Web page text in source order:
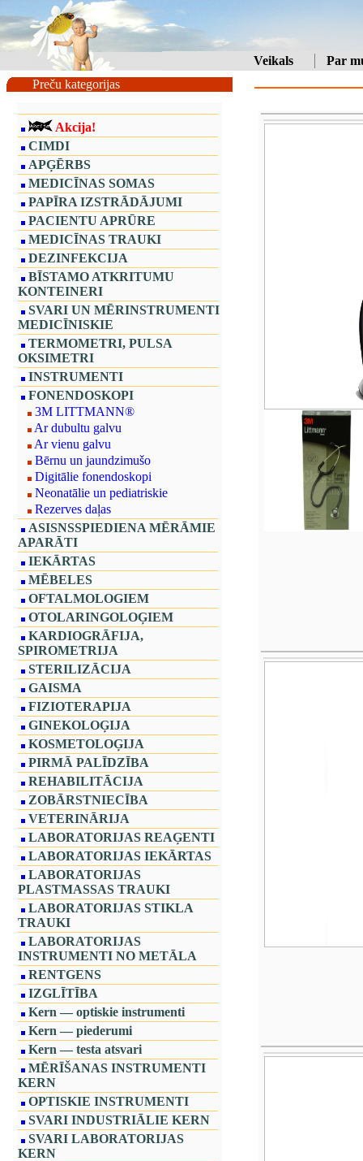
Veikals
Par
Preču kategorijas
Akcija!
CIMDI
APĢĒRBS
MEDICĪNAS SOMAS
PAPĪRA IZSTRĀDĀJUMI
PACIENTU APRŪRE
MEDICĪNAS TRAUKI
DEZINFEKCIJA
BĪSTAMO ATKRITUMU
KONTEINERI
SVARI UN MĒRINSTRUMENTI
MEDICĪNISKIE
TERMOMETRI, PULSA
OKSIMETRI
INSTRUMENTI
FONENDOSKOPI
3M LITTMANN®
Ar dubultu galvu
Ar vienu galvu
Bērnu un jaundzimušo
Digitālie fonendoskopi
Neonatālie un pediatriskie
Rezerves daļas
ASISNSSPIEDIENA MĒRĀMIE
APARĀTI
IEKĀRTAS
MĒBELES
OFTALMOLOGIEM
OTOLARINGOLOĢIEM
KARDIOGRĀFIJA,
SPIROMETRIJA
STERILIZĀCIJA
GAISMA
FIZIOTERAPIJA
GINEKOLOĢIJA
KOSMETOLOĢIJA
PIRMĀ PALĪDZĪBA
REHABILITĀCIJA
ZOBĀRSTNIECĪBA
VETERINĀRIJA
LABORATORIJAS REAĢENTI
LABORATORIJAS IEKĀRTAS
LABORATORIJAS
PLASTMASSAS TRAUKI
LABORATORIJAS STIKLA
TRAUKI
LABORATORIJAS
INSTRUMENTI NO METĀLA
RENTGENS
IZGLĪTĪBA
Kern — optiskie instrumenti
Kern — piederumi
Kern — testa atsvari
MĒRĪŠANAS INSTRUMENTI
KERN
OPTISKIE INSTRUMENTI
SVARI INDUSTRIĀLIE KERN
SVARI LABORATORIJAS
KERN